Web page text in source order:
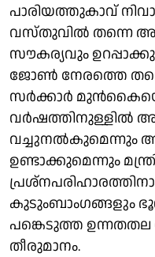
പാരിയത്തുകാവ്
വസ്തുവിൽ തന്നെ
സൗകര്യവും
ജോൺ നേരത്തെ
സർക്കാർ
വർഷത്തിനുള്ളിൽ
വച്ചുനൽകുമെന്നും
ഉണ്ടാക്കുമെന്നും
കുടുംബാംഗങ്ങളും
പങ്കെടുത്ത
തീരുമാനം.